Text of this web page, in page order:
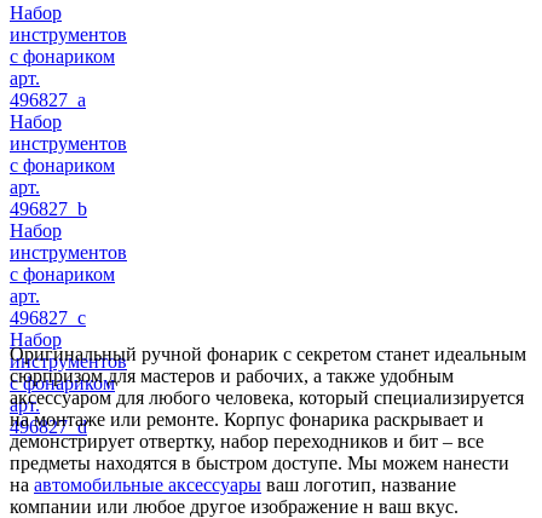
Набор
инструментов
с фонариком
арт.
496827_a
Набор
инструментов
с фонариком
арт.
496827_b
Набор
инструментов
с фонариком
арт.
496827_c
Набор
инструментов
с фонариком
арт.
496827_d
Оригинальный ручной фонарик с секретом станет идеальным
сюрпризом для мастеров и рабочих, а также удобным
аксессуаром для любого человека, который специализируется
на монтаже или ремонте. Корпус фонарика раскрывает и
демонстрирует отвертку, набор переходников и бит – все
предметы находятся в быстром доступе. Мы можем нанести
на автомобильные аксессуары ваш логотип, название
компании или любое другое изображение н ваш вкус.